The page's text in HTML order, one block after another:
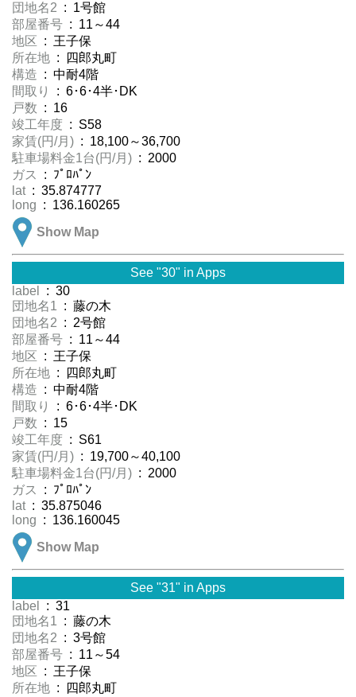
団地名2 : 1号館
部屋番号 : 11～44
地区 : 王子保
所在地 : 四郎丸町
構造 : 中耐4階
間取り
: 6･6･4半･DK
戸数 : 16
竣工年度 : S58
家賃(円/月) : 18,100～36,700
駐車場料金1台(円/月) : 2000
ガス
: ﾌﾟﾛﾊﾟﾝ
lat : 35.874777
long : 136.160265
Show Map
See "30" in Apps
label
: 30
団地名1 : 藤の木
団地名2 : 2号館
部屋番号 : 11～44
地区 : 王子保
所在地 : 四郎丸町
構造 : 中耐4階
間取り
: 6･6･4半･DK
戸数 : 15
竣工年度 : S61
家賃(円/月) : 19,700～40,100
駐車場料金1台(円/月) : 2000
ガス
: ﾌﾟﾛﾊﾟﾝ
lat : 35.875046
long : 136.160045
Show Map
See "31" in Apps
label
: 31
団地名1 : 藤の木
団地名2 : 3号館
部屋番号 : 11～54
地区 : 王子保
所在地 : 四郎丸町